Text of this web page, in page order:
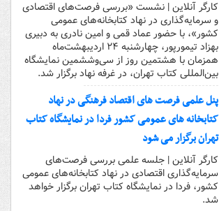
کارگر آنلاین | نشست «بررسی فرصت‌های اقتصادی
و سرمایه‌گذاری در نهاد کتابخانه‌های عمومی
کشور»، با حضور عماد قمی و امین نادری به دبیری
بهزاد تیمورپور، چهارشنبه ۲۴ اردیبهشت‌ماه
همزمان با هشتمین روز از سی‌وششمین نمایشگاه
بین‌المللی کتاب تهران، در غرفه نهاد برگزار شد.
پنل علمی فرصت های اقتصاد فرهنگی در نهاد
کتابخانه های عمومی کشور فردا در نمایشگاه کتاب
تهران برگزار می شود
کارگر آنلاین | جلسه علمی بررسی فرصت‌های
سرمایه‌گذاری اقتصادی در نهاد کتابخانه‌های عمومی
کشور، فردا در نمایشگاه کتاب تهران برگزار خواهد
شد.